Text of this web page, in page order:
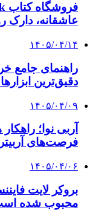
عاشقانه، دارک
۱۴۰۵/۰۴/۱۴
راهنمای جامع
دقیق‌ترین
۱۴۰۵/۰۴/۰۹
آربی نوا؛
فرصت‌های
۱۴۰۵/۰۴/۰۶
محبوب شده